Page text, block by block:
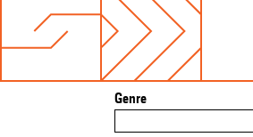
Genre